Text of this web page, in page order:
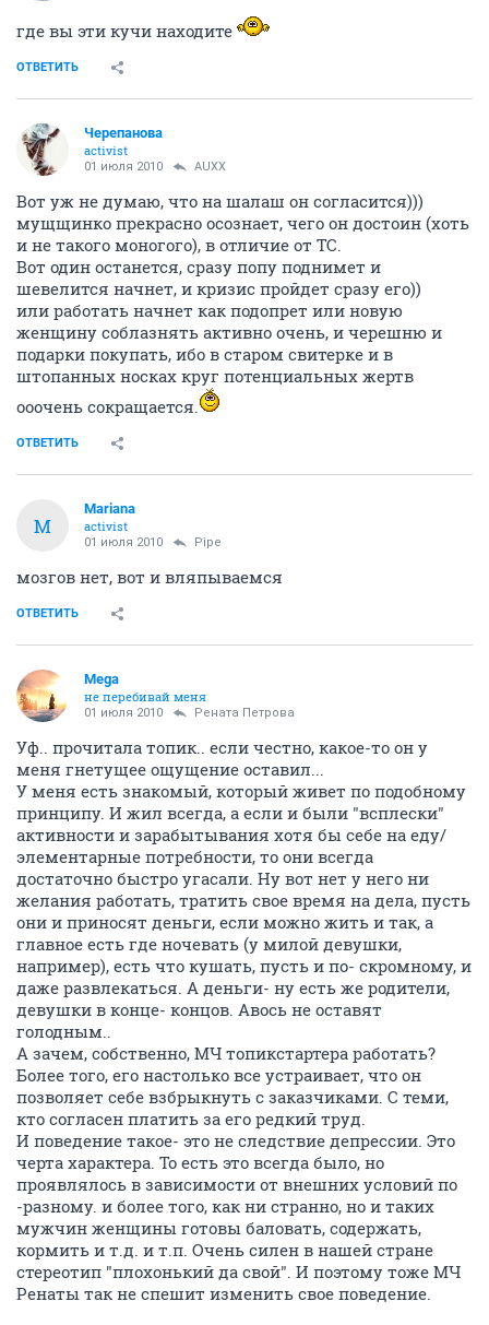
где вы эти кучи находите
ОТВЕТИТЬ
Черепанова
activist
01 июля 2010 AUXX
Вот уж не думаю, что на шалаш он согласится)))
мущщинко прекрасно осознает, чего он достоин (хоть
и не такого моногого), в отличие от ТС.
Вот один останется, сразу попу поднимет и
шевелится начнет, и кризис пройдет сразу его))
или работать начнет как подопрет или новую
женщину соблазнять активно очень, и черешню и
подарки покупать, ибо в старом свитерке и в
штопанных носках круг потенциальных жертв
ооочень сокращается.
ОТВЕТИТЬ
M
Mariana
activist
01 июля 2010 Pipe
мозгов нет, вот и вляпываемся
ОТВЕТИТЬ
Mega
не перебивай меня
01 июля 2010 Рената Петрова
Уф.. прочитала топик.. если честно, какое-то он у
меня гнетущее ощущение оставил...
У меня есть знакомый, который живет по подобному
принципу. И жил всегда, а если и были "всплески"
активности и зарабытывания хотя бы себе на еду/
элементарные потребности, то они всегда
достаточно быстро угасали. Ну вот нет у него ни
желания работать, тратить свое время на дела, пусть
они и приносят деньги, если можно жить и так, а
главное есть где ночевать (у милой девушки,
например), есть что кушать, пусть и по- скромному, и
даже развлекаться. А деньги- ну есть же родители,
девушки в конце- концов. Авось не оставят
голодным..
А зачем, собственно, МЧ топикстартера работать?
Более того, его настолько все устраивает, что он
позволяет себе взбрыкнуть с заказчиками. С теми,
кто согласен платить за его редкий труд.
И поведение такое- это не следствие депрессии. Это
черта характера. То есть это всегда было, но
проявлялось в зависимости от внешних условий по
-разному. и более того, как ни странно, но и таких
мужчин женщины готовы баловать, содержать,
кормить и т.д. и т.п. Очень силен в нашей стране
стереотип "плохонький да свой". И поэтому тоже МЧ
Ренаты так не спешит изменить свое поведение.